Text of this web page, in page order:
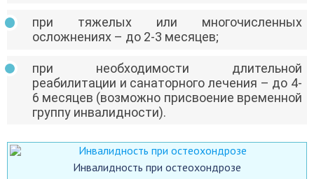
при тяжелых или многочисленных
осложнениях – до 2-3 месяцев;
при необходимости длительной
реабилитации и санаторного лечения – до 4-
6 месяцев (возможно присвоение временной
группу инвалидности).
Инвалидность при остеохондрозе